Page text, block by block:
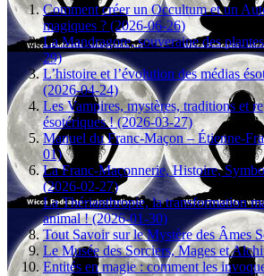
Comment créer un Occultum et un
magiques ? (2026-06-26)
La Mandragore, souveraine des
29)
L’histoire et l’évolution des médias
(2026-04-24)
Les Vampires, mystères, traditions et
ésotériques ! (2026-03-27)
Manuel du Franc-Maçon – Étienne-
01)
La Franc-Maçonnerie, Histoire,
(2026-02-27)
La Thérianthropie, la transformation
animal ! (2026-01-30)
Tout Savoir sur le Mystère des Âmes
Le Musée des Sorciers, Mages et
Entités en magie : comment les